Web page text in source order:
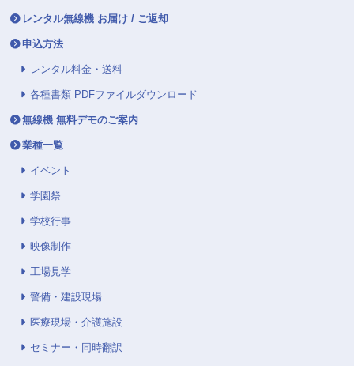
レンタル無線機 お届け / ご返却
申込方法
レンタル料金・送料
各種書類 PDFファイルダウンロード
無線機 無料デモのご案内
業種一覧
イベント
学園祭
学校行事
映像制作
工場見学
警備・建設現場
医療現場・介護施設
セミナー・同時翻訳